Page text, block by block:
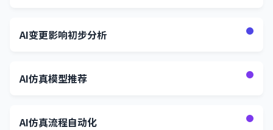
AI变更影响初步分析
AI仿真模型推荐
AI仿真流程自动化